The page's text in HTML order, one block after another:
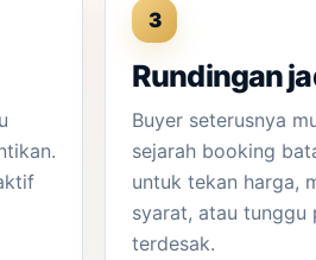
3
Rundingan
Buyer seterusnya
sejarah booking
untuk tekan harga,
syarat, atau tunggu
terdesak.